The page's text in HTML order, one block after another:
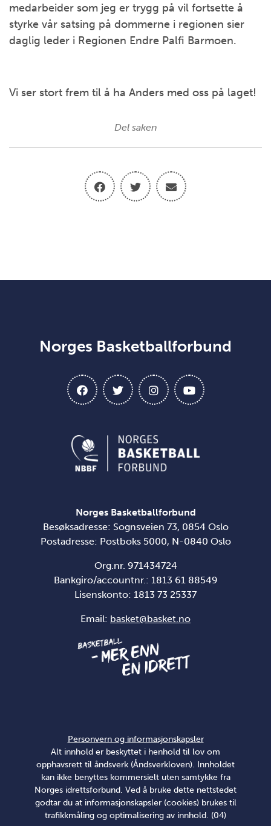
medarbeider som jeg er trygg på vil fortsette å
styrke vår satsing på dommerne i regionen sier
daglig leder i Regionen Endre Palfi Barmoen.
Vi ser stort frem til å ha Anders med oss på laget!
Del saken
Norges Basketballforbund
Norges Basketballforbund
Besøksadresse: Sognsveien 73, 0854 Oslo
Postadresse: Postboks 5000, N-0840 Oslo
Org.nr. 971434724
Bankgiro/accountnr.: 1813 61 88549
Lisenskonto: 1813 73 25337
Email: basket@basket.no
Personvern og informasjonskapsler
Alt innhold er beskyttet i henhold til lov om
opphavsrett til åndsverk (Åndsverkloven). Innholdet
kan ikke benyttes kommersielt uten samtykke fra
Norges idrettsforbund. Ved å bruke dette nettstedet
godtar du at informasjonskapsler (cookies) brukes til
trafikkmåling og optimalisering av innhold. (04)